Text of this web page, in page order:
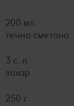
200 мл
течна сметана
3 с. л.
захар
250 г